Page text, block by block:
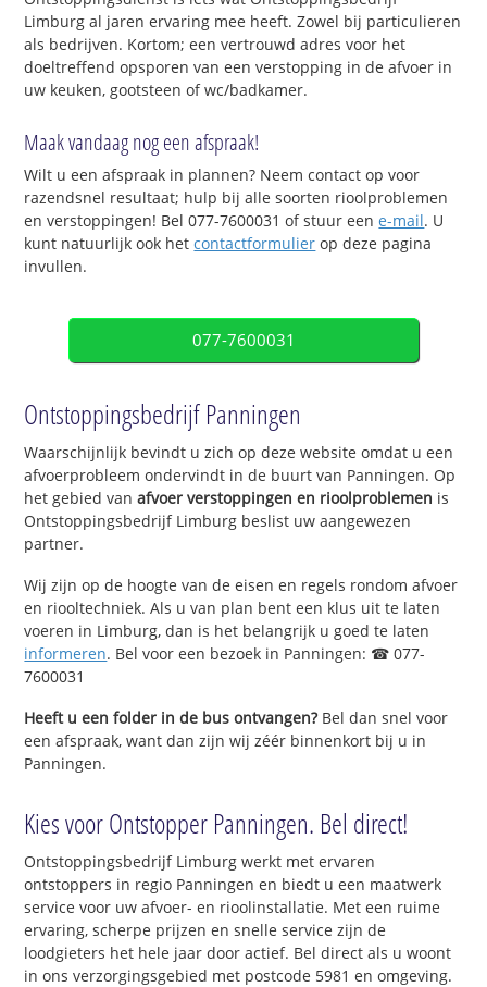
Limburg al jaren ervaring mee heeft. Zowel bij particulieren
als bedrijven. Kortom; een vertrouwd adres voor het
doeltreffend opsporen van een verstopping in de afvoer in
uw keuken, gootsteen of wc/badkamer.
Maak vandaag nog een afspraak!
Wilt u een afspraak in plannen? Neem contact op voor
razendsnel resultaat; hulp bij alle soorten rioolproblemen
en verstoppingen! Bel 077-7600031 of stuur eene-mail. U
kunt natuurlijk ook hetcontactformulier op deze pagina
invullen.
077-7600031
Ontstoppingsbedrijf Panningen
Waarschijnlijk bevindt u zich op deze website omdat u een
afvoerprobleem ondervindt in de buurt van Panningen. Op
het gebied vanafvoer verstoppingen en rioolproblemen is
Ontstoppingsbedrijf Limburg beslist uw aangewezen
partner.
Wij zijn op de hoogte van de eisen en regels rondom afvoer
en riooltechniek. Als u van plan bent een klus uit te laten
voeren in Limburg, dan is het belangrijk u goed te laten
informeren. Bel voor een bezoek in Panningen: ☎ 077-
7600031
Heeft u een folder in de bus ontvangen?Bel dan snel voor
een afspraak, want dan zijn wij zéér binnenkort bij u in
Panningen.
Kies voor Ontstopper Panningen. Bel direct!
Ontstoppingsbedrijf Limburg werkt met ervaren
ontstoppers in regio Panningen en biedt u een maatwerk
service voor uw afvoer- en rioolinstallatie. Met een ruime
ervaring, scherpe prijzen en snelle service zijn de
loodgieters het hele jaar door actief. Bel direct als u woont
in ons verzorgingsgebied met postcode 5981 en omgeving.